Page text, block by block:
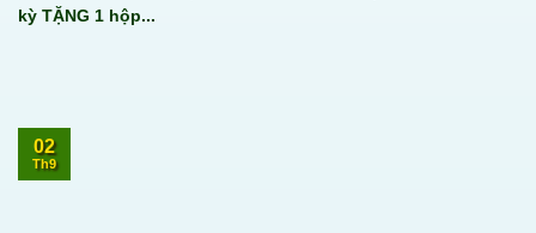
kỳ TẶNG 1 hộp...
02
Th9